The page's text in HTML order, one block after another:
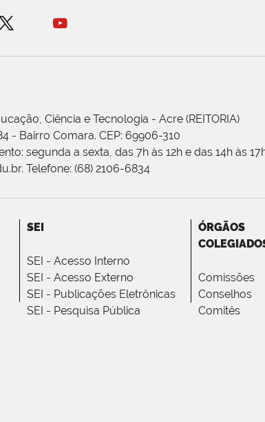
Ciência e Tecnologia - Acre (REITORIA)
- Bairro Comara. CEP: 69906-310
segunda a sexta, das 7h às 12h e das 14h às
Telefone: (68) 2106-6834
SEI
SEI - Acesso Interno
SEI - Acesso Externo
SEI - Publicações Eletrônicas
SEI - Pesquisa Pública
ÓRGÃOS
Comissões
Conselhos
Comitês